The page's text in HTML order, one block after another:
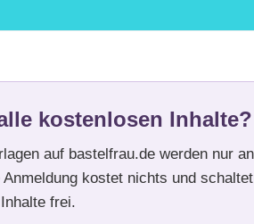
kostenlosen Inhalte?
auf bastelfrau.de werden nur
kostet nichts und
Inhalte frei.